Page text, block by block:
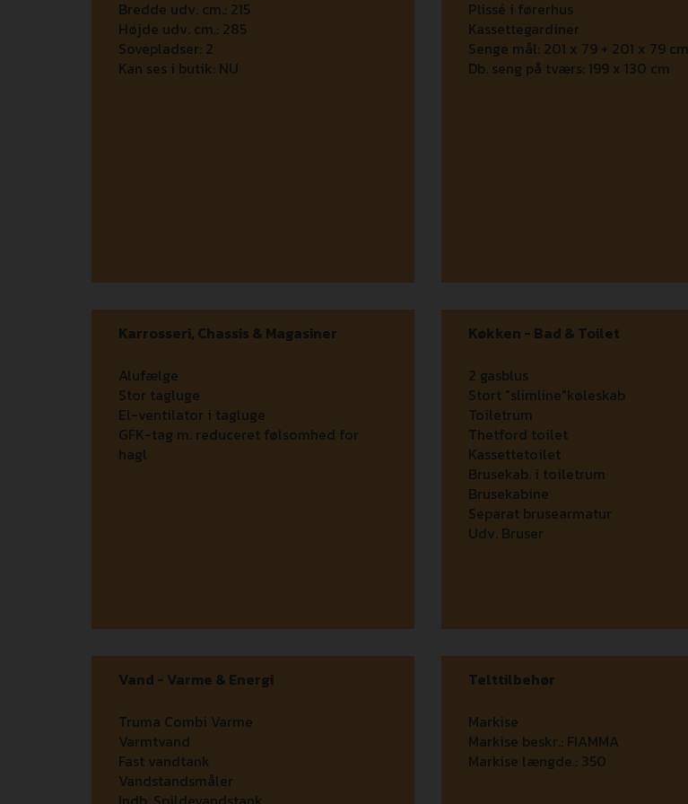
Bredde udv. cm.: 215
Højde udv. cm.: 285
Sovepladser: 2
Kan ses i butik: NU
Plissé i førerhus
Kassettegardiner
Senge mål: 201 x 79 + 201 x 79 cm
Db. seng på tværs: 199 x 130 cm
Karrosseri, Chassis & Magasiner
Alufælge
Stor tagluge
El-ventilator i tagluge
GFK-tag m. reduceret følsomhed for
hagl
Køkken - Bad & Toilet
2 gasblus
Stort "slimline"køleskab
Toiletrum
Thetford toilet
Kassettetoilet
Brusekab. i toiletrum
Brusekabine
Separat brusearmatur
Udv. Bruser
Vand - Varme & Energi
Truma Combi Varme
Varmtvand
Fast vandtank
Vandstandsmåler
Telttilbehør
Markise
Markise beskr.: FIAMMA
Markise længde.: 350